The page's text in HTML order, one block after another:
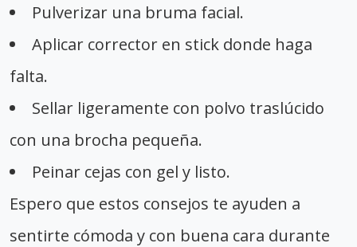
Pulverizar una bruma facial.
Aplicar corrector en stick donde haga
falta.
Sellar ligeramente con polvo traslúcido
con una brocha pequeña.
Peinar cejas con gel y listo.
Espero que estos consejos te ayuden a
sentirte cómoda y con buena cara durante